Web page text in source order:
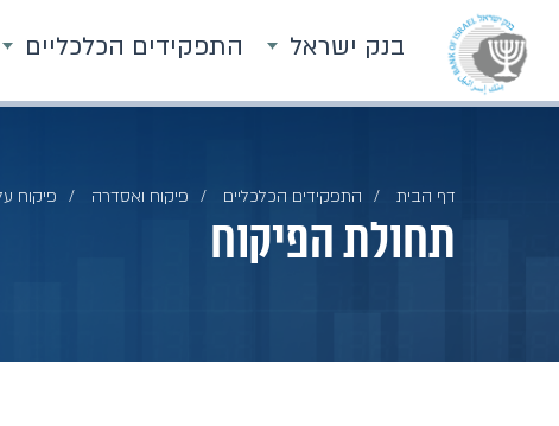
בנק ישראל התפקידים הכלכליים
דף הבית התפקידים הכלכליים פיקוח ואסדרה פיקוח
תחולת הפיקוח